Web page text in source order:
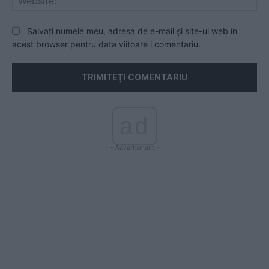
Salvați numele meu, adresa de e-mail și site-ul web în
acest browser pentru data viitoare i comentariu.
- Advertisment -